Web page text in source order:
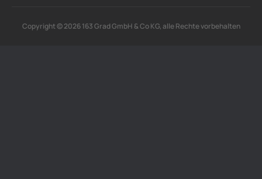
Copyright © 2026 163 Grad GmbH & Co KG, alle Rechte vorbehalten